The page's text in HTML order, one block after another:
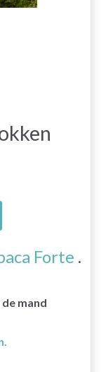
Forte .
mand